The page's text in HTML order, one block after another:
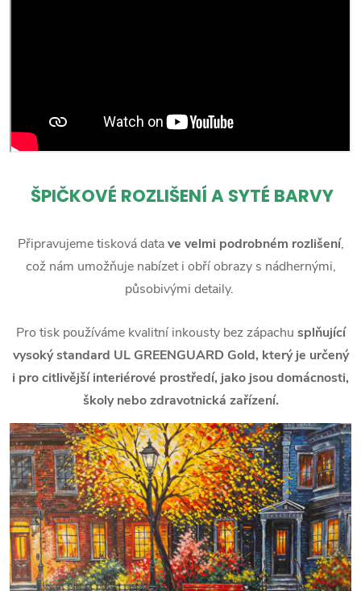
ŠPIČKOVÉ ROZLIŠENÍ A SYTÉ BARVY
Připravujeme tisková datave velmi podrobném rozlišení,
což nám umožňuje nabízet i obří obrazy s nádhernými,
působivými detaily.
Pro tisk používáme kvalitní inkousty bez zápachu splňující
vysoký standard UL GREENGUARD Gold, který je určený
i pro citlivější interiérové prostředí, jako jsou domácnosti,
školy nebo zdravotnická zařízení.